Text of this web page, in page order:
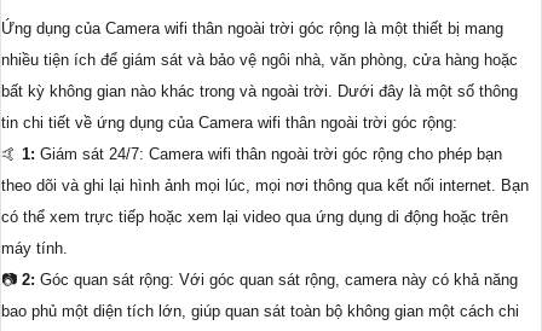
Ứng dụng của Camera wifi thân ngoài trời góc rộng là một thiết bị mang
nhiều tiện ích để giám sát và bảo vệ ngôi nhà, văn phòng, cửa hàng hoặc
bất kỳ không gian nào khác trong và ngoài trời. Dưới đây là một số thông
tin chi tiết về ứng dụng của Camera wifi thân ngoài trời góc rộng:
🤙 1: Giám sát 24/7: Camera wifi thân ngoài trời góc rộng cho phép bạn
theo dõi và ghi lại hình ảnh mọi lúc, mọi nơi thông qua kết nối internet. Bạn
có thể xem trực tiếp hoặc xem lại video qua ứng dụng di động hoặc trên
máy tính.
📷 2: Góc quan sát rộng: Với góc quan sát rộng, camera này có khả năng
bao phủ một diện tích lớn, giúp quan sát toàn bộ không gian một cách chi